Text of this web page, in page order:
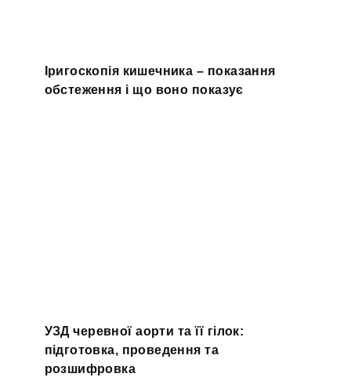
Іригоскопія кишечника – показання
обстеження і що воно показує
УЗД черевної аорти та її гілок:
підготовка, проведення та
розшифровка